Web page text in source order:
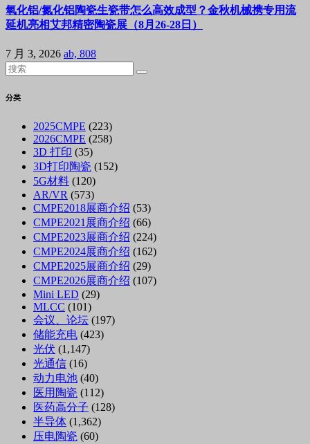
氧化铝/氮化铝陶瓷生瓷带怎么高效成型？金秋机械携专用流
延机亮相艾邦精密陶瓷展（8月26-28日）
7 月 3, 2026 ab, 808
分类
2025CMPE (223)
2026CMPE (258)
3D 打印 (35)
3D打印陶瓷 (152)
5G材料 (120)
AR/VR (573)
CMPE2018展商介绍 (53)
CMPE2021展商介绍 (66)
CMPE2023展商介绍 (224)
CMPE2024展商介绍 (162)
CMPE2025展商介绍 (29)
CMPE2026展商介绍 (107)
Mini LED (29)
MLCC (101)
会议、论坛 (197)
储能充电 (423)
光伏 (1,147)
光通信 (16)
动力电池 (40)
医用陶瓷 (112)
医药高分子 (128)
半导体 (1,362)
压电陶瓷 (60)